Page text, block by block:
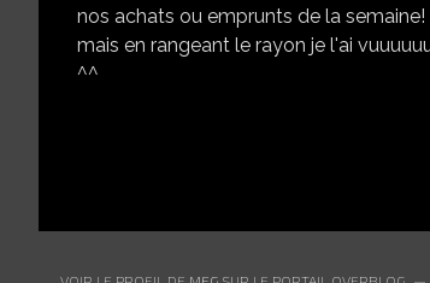
nos achats ou emprunts de la semaine!
mais en rangeant le rayon je l'ai
^^